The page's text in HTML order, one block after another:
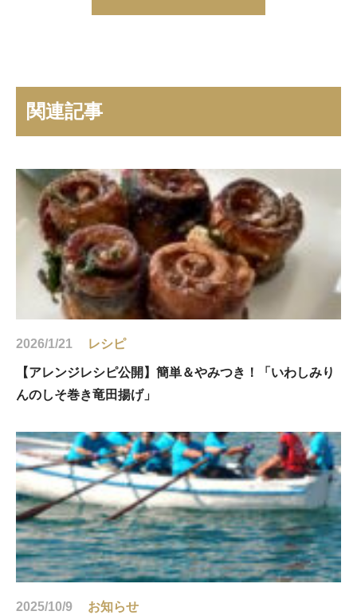
関連記事
2026/1/21 レシピ
【アレンジレシピ公開】簡単＆やみつき！「いわしみり
んのしそ巻き竜田揚げ」
2025/10/9 お知らせ